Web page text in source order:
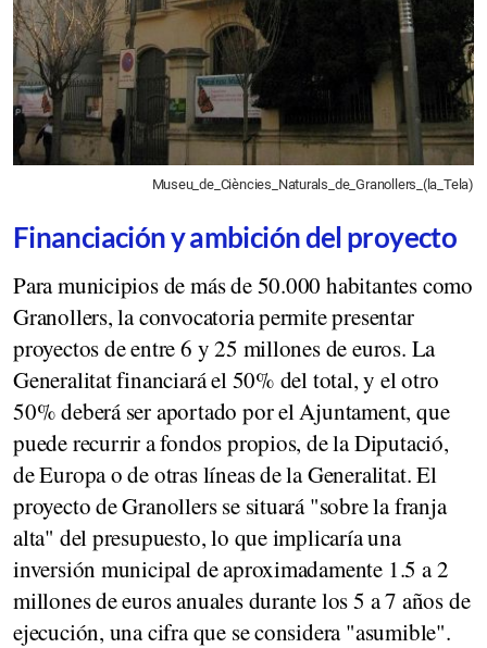
Museu_de_Ciències_Naturals_de_Granollers_(la_Tela)
Financiación y ambición del proyecto
Para municipios de más de 50.000 habitantes como
Granollers, la convocatoria permite presentar
proyectos de entre 6 y 25 millones de euros. La
Generalitat financiará el 50% del total, y el otro
50% deberá ser aportado por el Ajuntament, que
puede recurrir a fondos propios, de la Diputació,
de Europa o de otras líneas de la Generalitat. El
proyecto de Granollers se situará "sobre la franja
alta" del presupuesto, lo que implicaría una
inversión municipal de aproximadamente 1.5 a 2
millones de euros anuales durante los 5 a 7 años de
ejecución, una cifra que se considera "asumible".